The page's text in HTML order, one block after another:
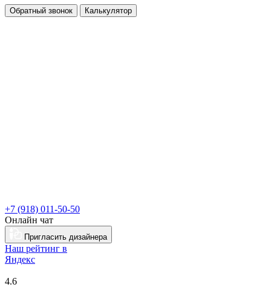
Обратный звонок Калькулятор
+7 (918) 011-50-50
Онлайн чат
Пригласить дизайнера
Наш рейтинг в
Яндекс
4.6